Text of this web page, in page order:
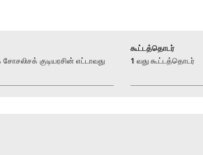
குடியரசின் எட்டாவது
கூட்டத்தொடர்
1 வது கூட்டத்தொடர்